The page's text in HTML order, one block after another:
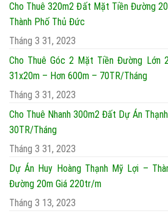
Cho Thuê 320m2 Đất Mặt Tiền Đường
Thành Phố Thủ Đức
Tháng 3 31, 2023
Cho Thuê Góc 2 Mặt Tiền Đường Lớn
31x20m – Hơn 600m – 70TR/Tháng
Tháng 3 31, 2023
Cho Thuê Nhanh 300m2 Đất Dự Án
30TR/Tháng
Tháng 3 31, 2023
Dự Án Huy Hoàng Thạnh Mỹ Lợi –
Đường 20m Giá 220tr/m
Tháng 3 13, 2023